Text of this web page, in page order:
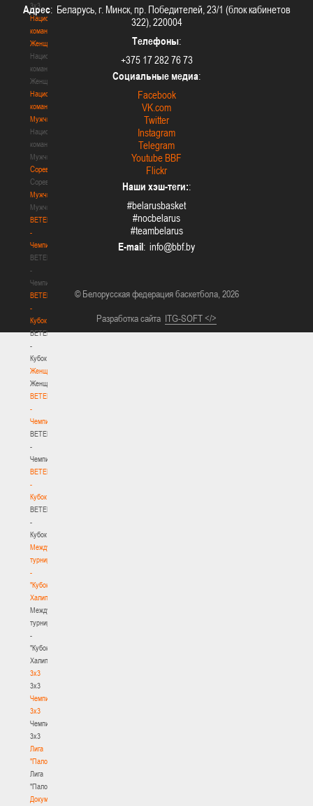
3х3
Национальная
команда.
Женщины
Национальная
команда.
Женщины
Национальная
команда.
Мужчины
Национальная
команда.
Мужчины
Соревнования
Соревнования
Мужчины
Мужчины
BETERA
-
Чемпионат
BETERA
-
Чемпионат
BETERA
-
Кубок
BETERA
-
Кубок
Женщины
Женщины
BETERA
-
Чемпионат
BETERA
-
Чемпионат
BETERA
-
Кубок
BETERA
-
Кубок
Международный
турнир
-
"Кубок
Халипского"
Международный
турнир
-
"Кубок
Халипского"
3x3
3x3
Чемпионат
3х3
Чемпионат
3х3
Лига
"Палова"
Лига
"Палова"
Документы
Адрес: Беларусь, г. Минск, пр. Победителей, 23/1 (блок кабинетов
322), 220004
Телефоны:
+375 17 282 76 73
Социальные медиа:
Facebook
VK.com
Twitter
Instagram
Telegram
Youtube BBF
Flickr
Наши хэш-теги::
#belarusbasket
#nocbelarus
#teambelarus
E-mail:
© Белорусская федерация баскетбола, 2026
Разработка сайта ITG-SOFT </>